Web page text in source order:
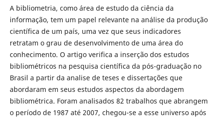
A bibliometria, como área de estudo da ciência da
informação, tem um papel relevante na análise da produção
científica de um país, uma vez que seus indicadores
retratam o grau de desenvolvimento de uma área do
conhecimento. O artigo verifica a inserção dos estudos
bibliométricos na pesquisa científica da pós-graduação no
Brasil a partir da analise de teses e dissertações que
abordaram em seus estudos aspectos da abordagem
bibliométrica. Foram analisados 82 trabalhos que abrangem
o período de 1987 até 2007, chegou-se a esse universo após